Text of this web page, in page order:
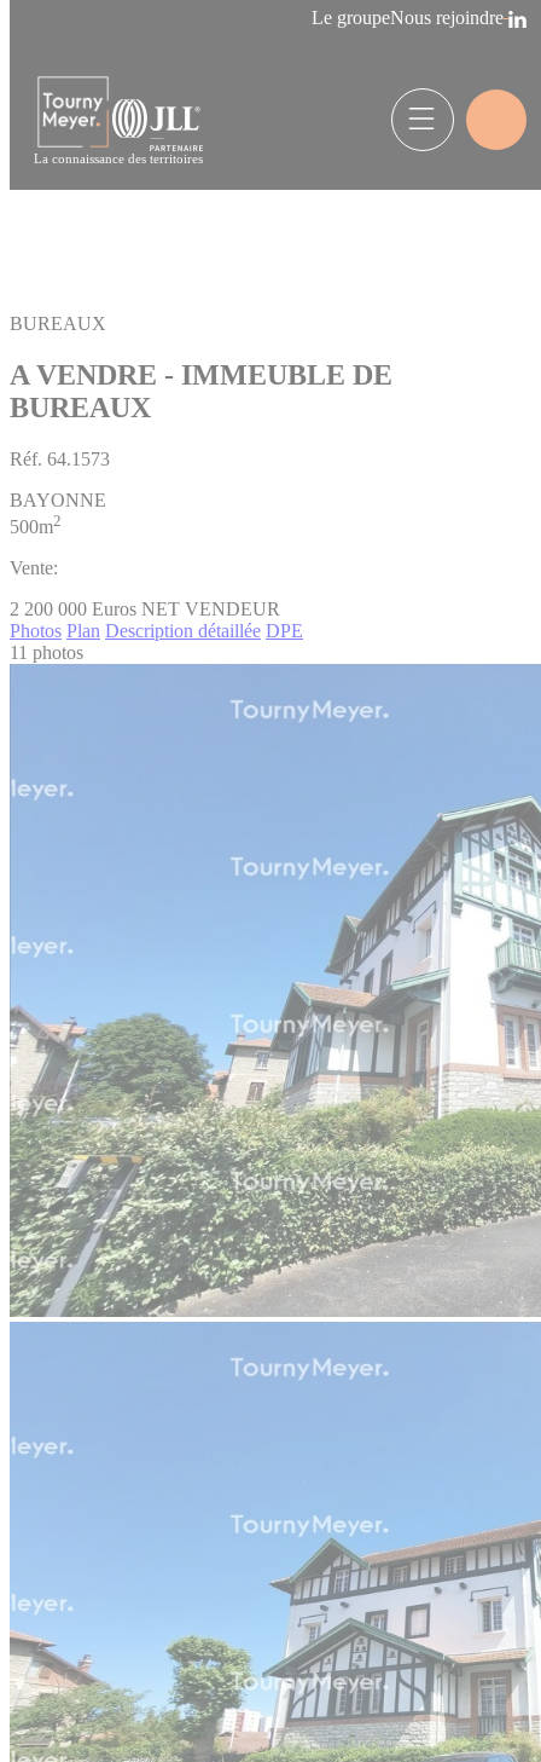
Le groupeNous rejoindre
La connaissance des territoires
BUREAUX
A VENDRE - IMMEUBLE DE
BUREAUX
Réf. 64.1573
BAYONNE
500m2
Vente:
2 200 000 Euros NET VENDEUR
Photos Plan Description détaillée DPE
11 photos